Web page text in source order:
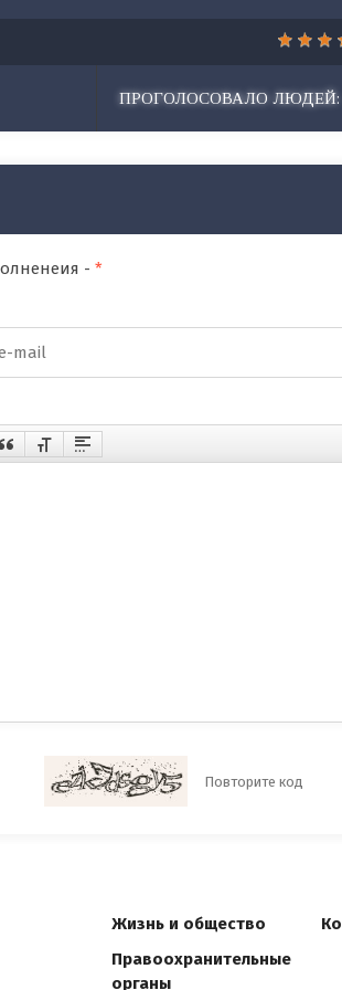
ПРОГОЛОСОВАЛО ЛЮДЕЙ:
- *
Жизнь и общество
Правоохранительные
органы